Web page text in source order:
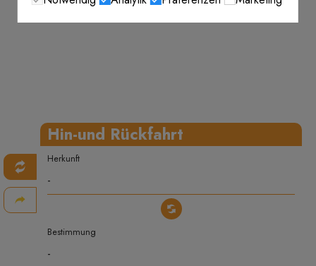
Hin-und Rückfahrt
Herkunft
Bestimmung